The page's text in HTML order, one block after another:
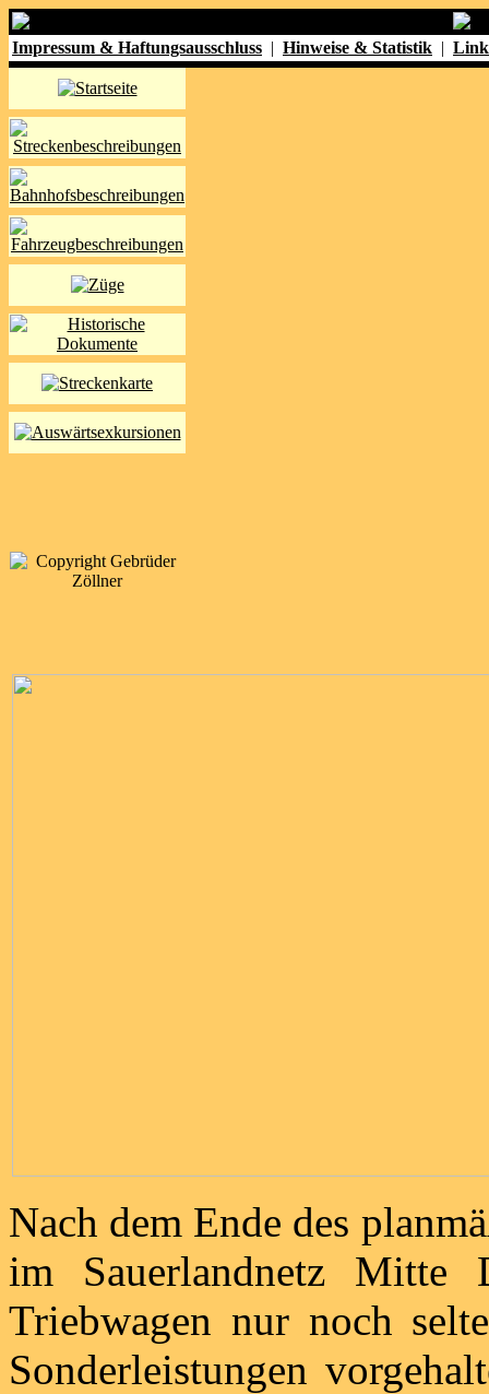
Impressum & Haftungsausschluss | Hinweise & Statistik |
Nach dem Ende des
im Sauerlandnetz Mitte
Triebwagen nur noch
Sonderleistungen